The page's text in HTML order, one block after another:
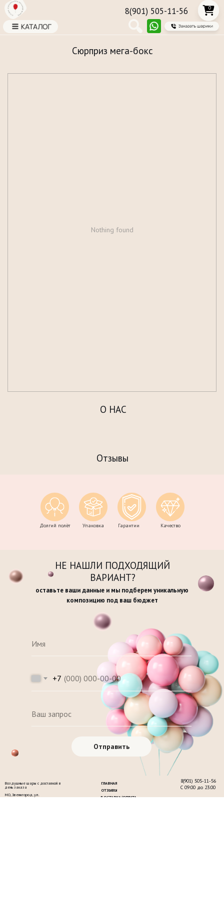
8(901) 505-11-56 0
Сюрприз мега-бокс
Nothing found
О НАС
Отзывы
Долгий полёт Упаковка Гарантии Качество
+7
Отправить
оставьте ваши данные и мы подберем уникальную
композицию под ваш бюджет
НЕ НАШЛИ ПОДХОДЯЩИЙ
ВАРИАНТ?
ОТЗЫВЫ
ГЛАВНАЯ
ДОСТАВКА/ОПЛАТА
8(901) 505-11-56
С 09:00 до 23:00
Воздушные шары с доставкой в
день заказа
МО, Звенигород, ул.
Московская, 32